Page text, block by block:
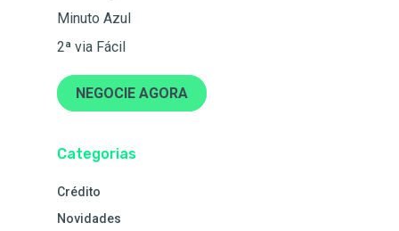
Minuto Azul
2ª via Fácil
NEGOCIE AGORA
Categorias
Crédito
Novidades